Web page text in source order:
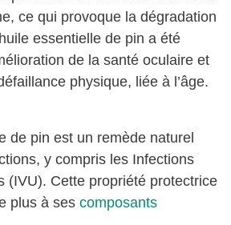
ce qui provoque la dégradation
essentielle de pin a été
de la santé oculaire et
physique, liée à l’âge.
de pin est un remède naturel
y compris les Infections
(IVU). Cette propriété protectrice
plus à ses composants